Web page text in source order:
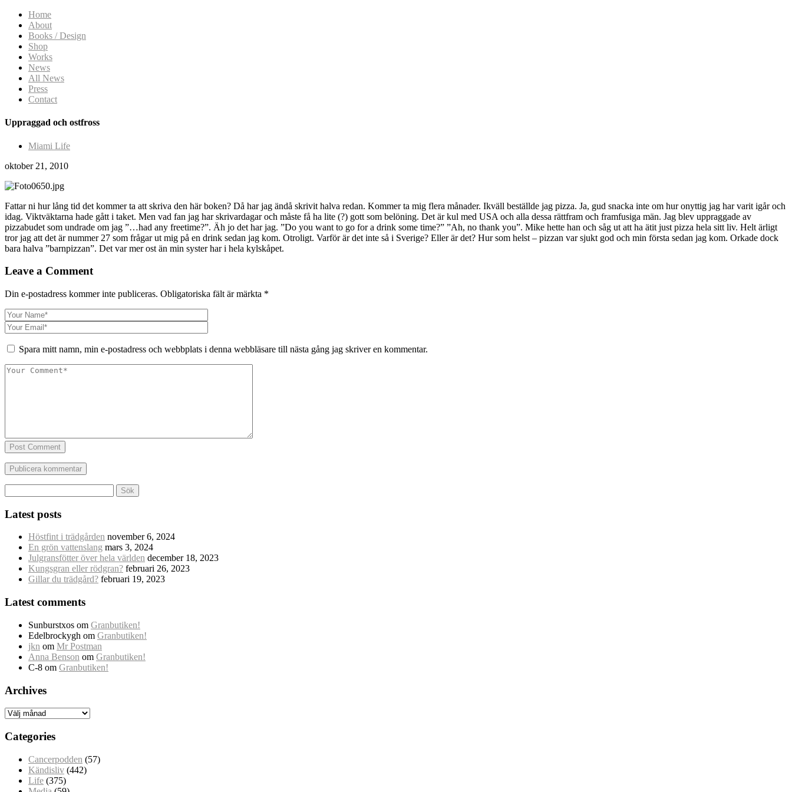
Home
About
Books / Design
Shop
Works
News
All News
Press
Contact
Uppraggad och ostfross
Miami Life
oktober 21, 2010
Fattar ni hur lång tid det kommer ta att skriva den här boken? Då har jag ändå skrivit halva redan. Kommer ta mig flera månader. Ikväll beställde jag pizza. Ja, gud snacka inte om hur onyttig jag har varit igår och
idag. Viktväktarna hade gått i taket. Men vad fan jag har skrivardagar och måste få ha lite (?) gott som belöning. Det är kul med USA och alla dessa rättfram och framfusiga män. Jag blev uppraggade av
pizzabudet som undrade om jag ”…had any freetime?”. Äh jo det har jag. ”Do you want to go for a drink some time?” ”Ah, no thank you”. Mike hette han och såg ut att ha ätit just pizza hela sitt liv. Helt ärligt
tror jag att det är nummer 27 som frågar ut mig på en drink sedan jag kom. Otroligt. Varför är det inte så i Sverige? Eller är det? Hur som helst – pizzan var sjukt god och min första sedan jag kom. Orkade dock
bara halva ”barnpizzan”. Det var mer ost än min syster har i hela kylskåpet.
Leave a Comment
Din e-postadress kommer inte publiceras. Obligatoriska fält är märkta *
Spara mitt namn, min e-postadress och webbplats i denna webbläsare till nästa gång jag skriver en kommentar.
Post Comment
efter:
Latest posts
Höstfint i trädgården november 6, 2024
En grön vattenslang mars 3, 2024
Julgransfötter över hela världen december 18, 2023
Kungsgran eller rödgran? februari 26, 2023
Gillar du trädgård? februari 19, 2023
Latest comments
Sunburstxos om Granbutiken!
Edelbrockygh om Granbutiken!
jkn om Mr Postman
Anna Benson om Granbutiken!
C-8 om Granbutiken!
Archives
Archives
Categories
Cancerpodden (57)
Kändisliv (442)
Life (375)